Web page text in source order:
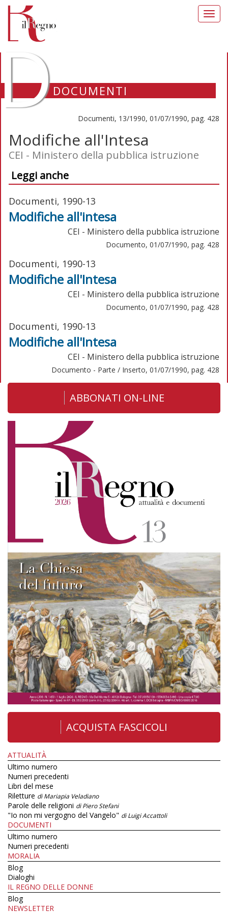
DOCUMENTI
Documenti, 13/1990, 01/07/1990, pag. 428
Modifiche all'Intesa
CEI - Ministero della pubblica istruzione
Leggi anche
Documenti, 1990-13
Modifiche all'intesa
CEI - Ministero della pubblica istruzione
Documento, 01/07/1990, pag. 428
Documenti, 1990-13
Modifiche all'Intesa
CEI - Ministero della pubblica istruzione
Documento, 01/07/1990, pag. 428
Documenti, 1990-13
Modifiche all'Intesa
CEI - Ministero della pubblica istruzione
Documento - Parte / Inserto, 01/07/1990, pag. 428
ABBONATI ON-LINE
ACQUISTA FASCICOLI
ATTUALITÀ
Ultimo numero
Numeri precedenti
Libri del mese
Riletture di Mariapia Veladiano
Parole delle religioni di Piero Stefani
"Io non mi vergogno del Vangelo" di Luigi Accattoli
DOCUMENTI
Ultimo numero
Numeri precedenti
MORALIA
Blog
Dialoghi
IL REGNO DELLE DONNE
Blog
NEWSLETTER